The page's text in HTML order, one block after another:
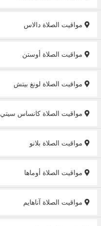
مواقيت الصلاة دالاس
مواقيت الصلاة أوستن
مواقيت الصلاة لونغ بيتش
مواقيت الصلاة كانساس سيتي
مواقيت الصلاة بلانو
مواقيت الصلاة أوماها
مواقيت الصلاة آناهايم